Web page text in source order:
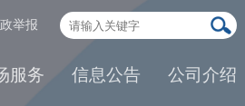
举报
服务 信息公告 公司介绍